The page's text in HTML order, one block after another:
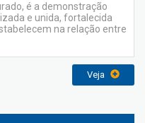
é a demonstração
e unida, fortalecida
na relação entre
Veja